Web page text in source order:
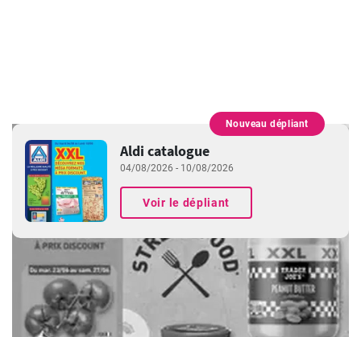
Aldi catalogue
04/08/2026 - 10/08/2026
Voir le dépliant
Nouveau dépliant
PUBLICITÉ